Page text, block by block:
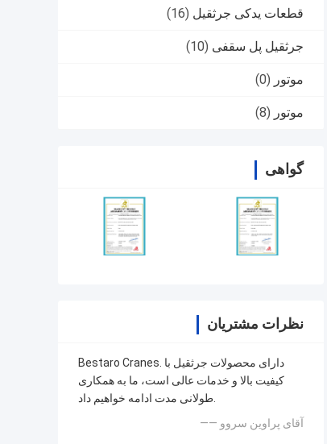
قطعات یدکی جرثقیل (16)
جرثقیل پل سقفی (10)
موتور (0)
موتور (8)
گواهی
نظرات مشتریان
Bestaro Cranes. دارای محصولات جرثقیل با
کیفیت بالا و خدمات عالی است، ما به همکاری
طولانی مدت ادامه خواهیم داد.
—— آقای پراوین سروو